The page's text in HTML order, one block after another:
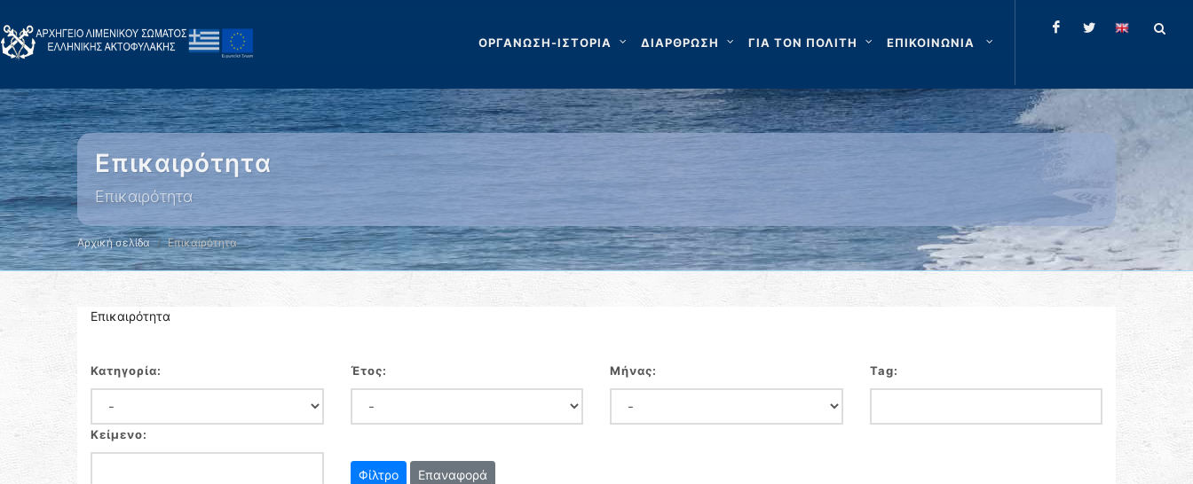
ΟΡΓΑΝΩΣΗ-ΙΣΤΟΡΙΑ ΔΙΑΡΘΡΩΣΗ ΓΙΑ ΤΟΝ ΠΟΛΙΤΗ ΕΠΙΚΟΙΝΩΝΙΑ
Επικαιρότητα
Επικαιρότητα
Αρχική σελίδα Επικαιρότητα
Επικαιρότητα
Κατηγορία: Έτος: Μήνας: Tag:
Κείμενο:
Επαναφορά